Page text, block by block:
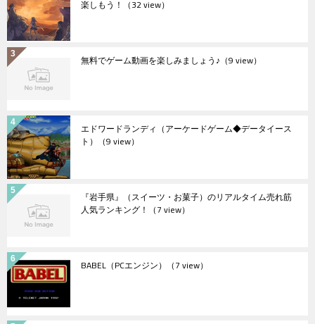
楽しもう！ （32 view）
無料でゲーム動画を楽しみましょう♪ （9 view）
エドワードランディ（アーケードゲーム◆データイース
ト） （9 view）
『岩手県』（スイーツ・お菓子）のリアルタイム売れ筋
人気ランキング！ （7 view）
BABEL（PCエンジン） （7 view）